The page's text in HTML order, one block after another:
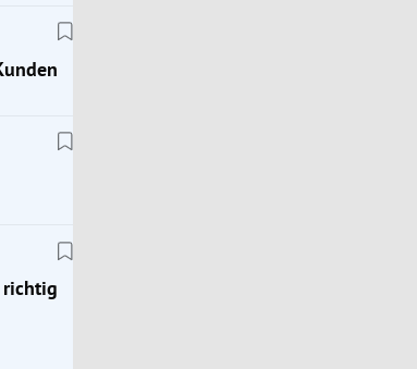
Zeitreise ins Jahr 1976: Mit dem Porsche 924
richtig